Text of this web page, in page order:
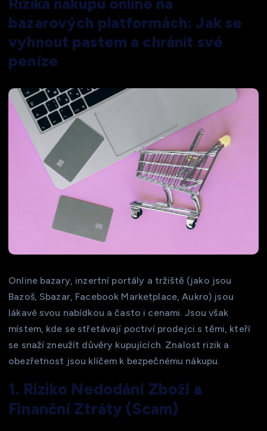
bazarových platformách: Jak se
vyhnout pastem a chránit své
peníze
Online bazary, inzertní portály a tržiště (jako jsou
Bazoš, Sbazar, Facebook Marketplace, Aukro) jsou
lákavé svou nabídkou a často i cenami. Jsou však
místem, kde se střetávají poctiví prodejci s těmi, kteří
se snaží zneužít důvěry kupujících. Znalost rizik a
obezřetnost jsou klíčem k bezpečnému nákupu.
1. Riziko Nedodání Zboží a
Finanční Ztráty (Scam)